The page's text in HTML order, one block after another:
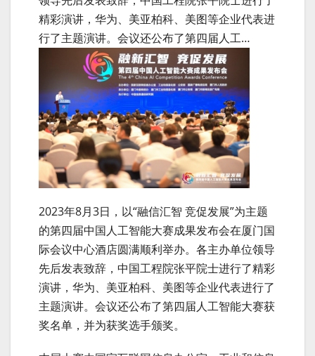
精彩演讲，华为、美亚柏科、美图等企业代表进
行了主题演讲。会议还公布了第四届人工…
2023年8月3日，以“融信汇智 竞促发展”为主题
的第四届中国人工智能大赛成果发布会在厦门国
际会议中心酒店圆满顺利举办。各主办单位领导
先后发表致辞，中国工程院张平院士进行了精彩
演讲，华为、美亚柏科、美图等企业代表进行了
主题演讲。会议还公布了第四届人工智能大赛获
奖名单，并为获奖选手颁奖。